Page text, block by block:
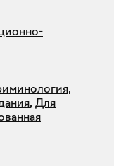
,
, Для